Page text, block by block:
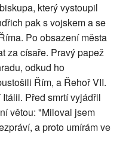
který vystoupil
pak s vojskem a se
Po obsazení města
za císaře. Pravý papež
odkud ho
Řím, a Řehoř VII.
Před smrtí vyjádřil
větou: "Miloval jsem
a proto umírám ve